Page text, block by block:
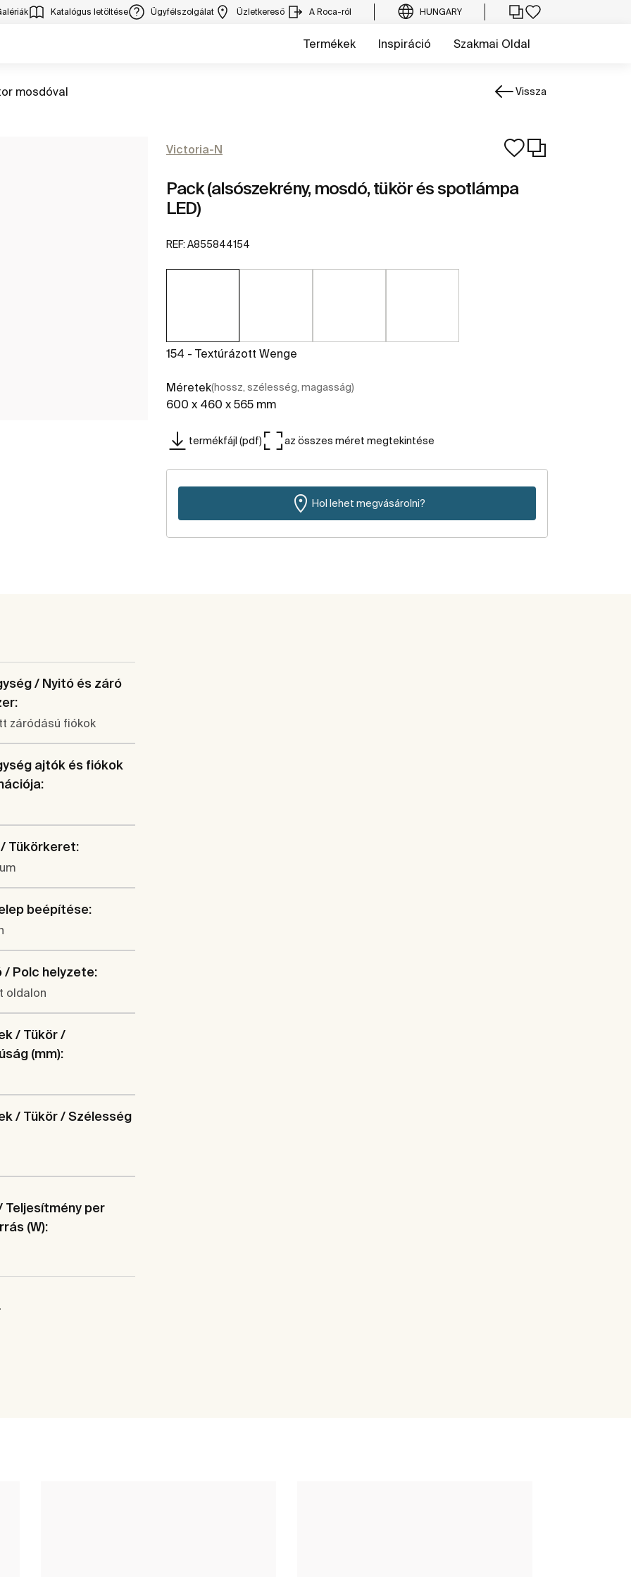
Katalógus letöltése Ügyfélszolgálat Üzletkereső A Roca-ról HUNGARY
Termékek Inspiráció Szakmai Oldal
mosdóval Vissza
Victoria-N
Pack (alsószekrény, mosdó, tükör és spotlámpa
LED)
REF: A855844154
154 - Textúrázott Wenge
Méretek(hossz, szélesség, magasság)
600 x 460 x 565 mm
termékfájl (pdf) az összes méret megtekintése
Hol lehet megvásárolni?
/ Nyitó és záró
záródású fiókok
ajtók és fiókok
Tükörkeret:
beépítése:
/ Polc helyzete:
oldalon
/ Tükör /
(mm):
/ Tükör / Szélesség
Teljesítmény per
(W):